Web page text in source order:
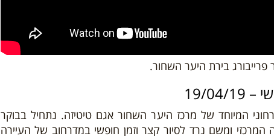
פרייבורג בירת היער השחור.
19
המיוחד של מרכז היער השחור אגם טיטיזה. נתחיל בבוקר
ומשם נרד לסיור קצר וזמן חופשי במדרחוב של העיירה